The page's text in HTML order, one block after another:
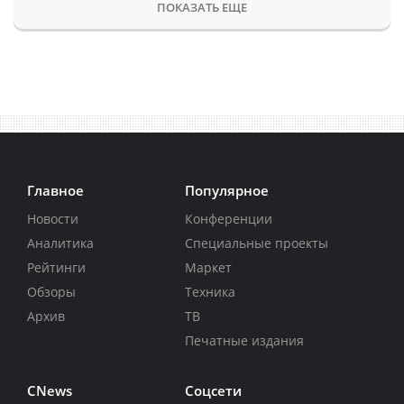
ПОКАЗАТЬ ЕЩЕ
Главное
Новости
Аналитика
Рейтинги
Обзоры
Архив
Популярное
Конференции
Специальные проекты
Маркет
Техника
ТВ
Печатные издания
CNews Соцсети